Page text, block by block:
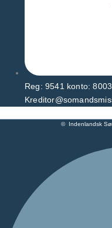
Reg: 9541 konto:
© Indenlandsk